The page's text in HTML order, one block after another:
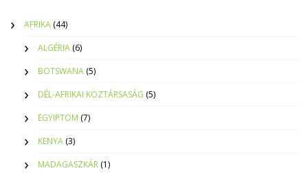
AFRIKA (44)
ALGÉRIA (6)
BOTSWANA (5)
DÉL-AFRIKAI KÖZTÁRSASÁG (5)
EGYIPTOM (7)
KENYA (3)
MADAGASZKÁR (1)